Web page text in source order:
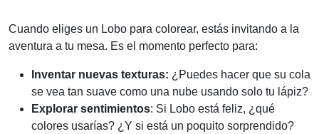
Cuando eliges un Lobo para colorear, estás invitando a la
aventura a tu mesa. Es el momento perfecto para:
Inventar nuevas texturas: ¿Puedes hacer que su cola
se vea tan suave como una nube usando solo tu lápiz?
Explorar sentimientos: Si Lobo está feliz, ¿qué
colores usarías? ¿Y si está un poquito sorprendido?